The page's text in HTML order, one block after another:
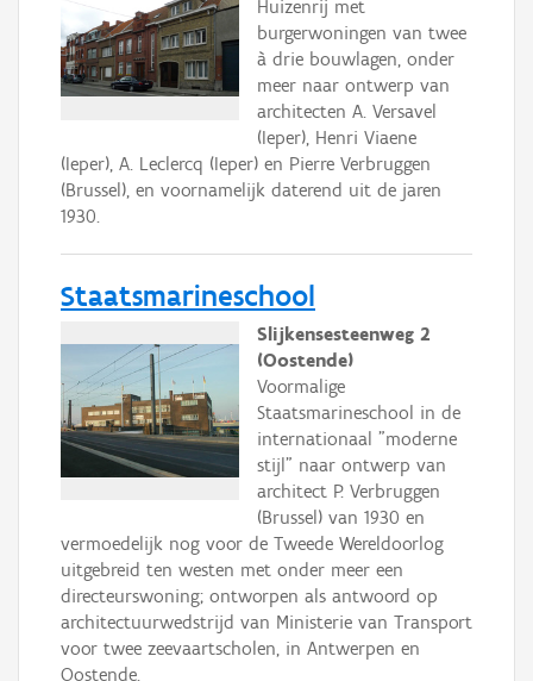
Huizenrij met
burgerwoningen van twee
à drie bouwlagen, onder
meer naar ontwerp van
architecten A. Versavel
(Ieper), Henri Viaene
(Ieper), A. Leclercq (Ieper) en Pierre Verbruggen
(Brussel), en voornamelijk daterend uit de jaren
1930.
Staatsmarineschool
Slijkensesteenweg 2
(Oostende)
Voormalige
Staatsmarineschool in de
internationaal "moderne
stijl" naar ontwerp van
architect P. Verbruggen
(Brussel) van 1930 en
vermoedelijk nog voor de Tweede Wereldoorlog
uitgebreid ten westen met onder meer een
directeurswoning; ontworpen als antwoord op
architectuurwedstrijd van Ministerie van Transport
voor twee zeevaartscholen, in Antwerpen en
Oostende.